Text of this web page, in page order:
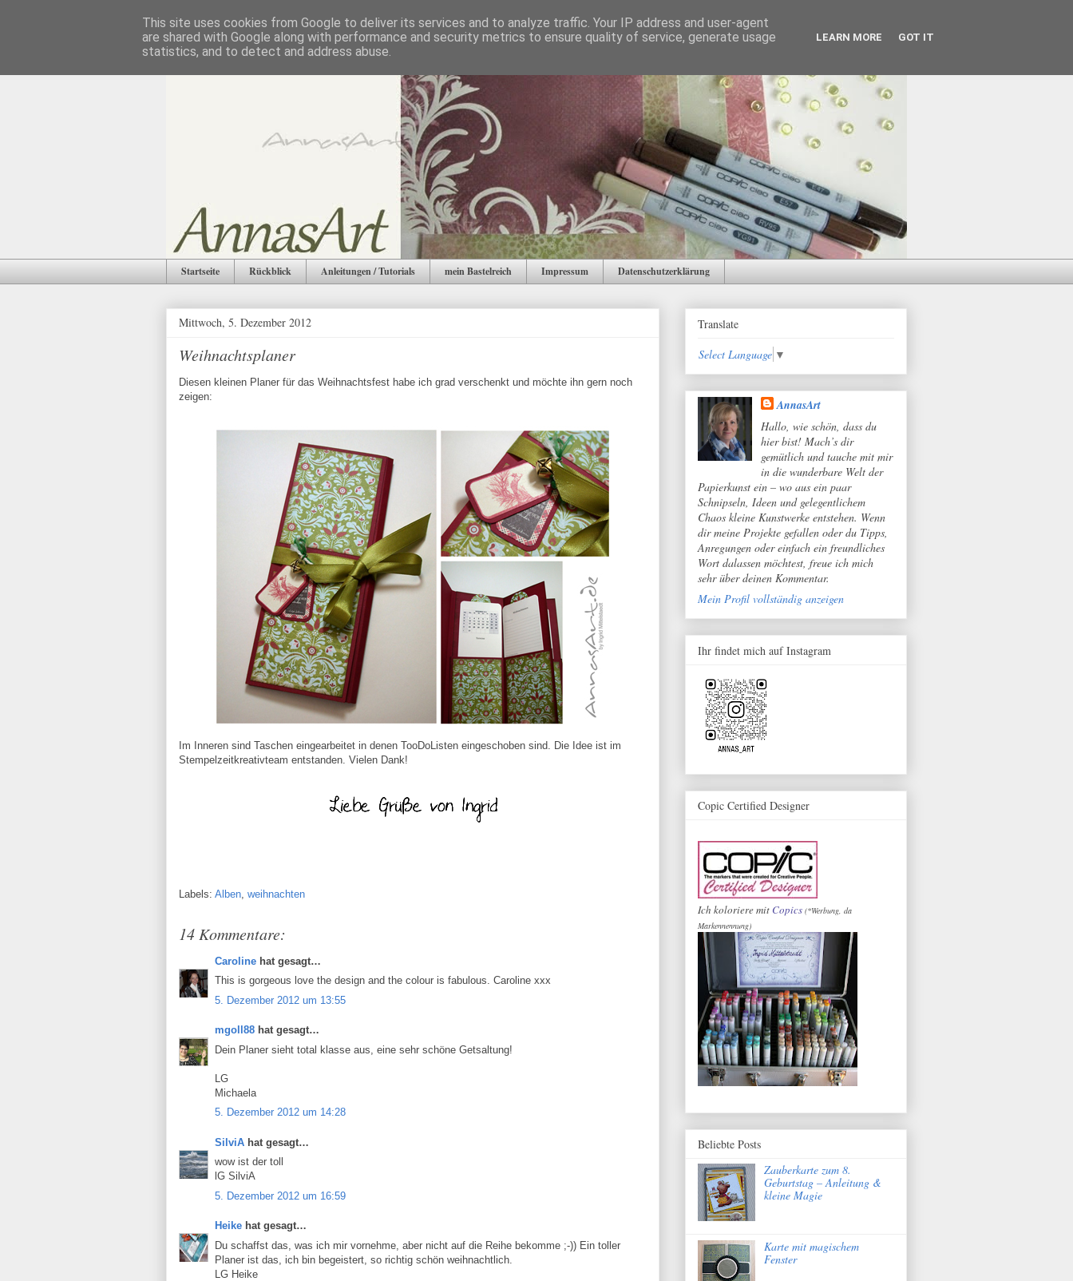
Startseite Rückblick Anleitungen / Tutorials mein Bastelreich Impressum Datenschutzerklärung
Mittwoch, 5. Dezember 2012
Weihnachtsplaner
Diesen kleinen Planer für das Weihnachtsfest habe ich grad verschenkt und möchte ihn gern noch
zeigen:
Im Inneren sind Taschen eingearbeitet in denen TooDoListen eingeschoben sind. Die Idee ist im
Stempelzeitkreativteam entstanden. Vielen Dank!
Labels: Alben weihnachten
14 Kommentare:
Caroline hat gesagt…
This is gorgeous love the design and the colour is fabulous. Caroline xxx
5. Dezember 2012 um 13:55
mgoll88 hat gesagt…
Dein Planer sieht total klasse aus, eine sehr schöne Getsaltung!
LG
Michaela
5. Dezember 2012 um 14:28
SilviA hat gesagt…
wow ist der toll
lG SilviA
5. Dezember 2012 um 16:59
Heike hat gesagt…
Du schaffst das, was ich mir vornehme, aber nicht auf die Reihe bekomme ;-)) Ein toller
Planer ist das, ich bin begeistert, so richtig schön weihnachtlich.
LG Heike
Translate
Select Language ▼
AnnasArt
Hallo, wie schön, dass du
hier bist! Mach’s dir
gemütlich und tauche mit mir
in die wunderbare Welt der
Papierkunst ein – wo aus ein paar
Schnipseln, Ideen und gelegentlichem
Chaos kleine Kunstwerke entstehen. Wenn
dir meine Projekte gefallen oder du Tipps,
Anregungen oder einfach ein freundliches
Wort dalassen möchtest, freue ich mich
sehr über deinen Kommentar.
Mein Profil vollständig anzeigen
Ihr findet mich auf Instagram
Copic Certified Designer
Ich koloriere mit Copics (*Werbung, da
Markennennung)
Beliebte Posts
Zauberkarte zum 8.
Geburtstag – Anleitung &
kleine Magie
Karte mit magischem
Fenster
This site uses cookies from Google to deliver its services and to analyze traffic. Your IP address and user-agent
are shared with Google along with performance and security metrics to ensure quality of service, generate usage
statistics, and to detect and address abuse.
LEARN MORE GOT IT